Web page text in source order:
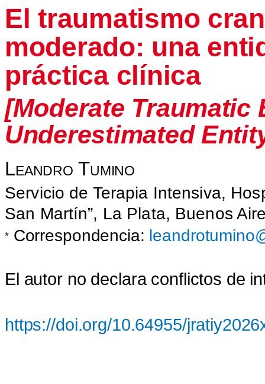
El traumatismo
moderado: una
práctica clínica
[Moderate Traumatic
Underestimated
Leandro Tumino
Servicio de Terapia Intensiva,
San Martín”, La Plata, Buenos
* Correspondencia:
El autor no declara conflictos de
https://doi.org/10.64955/